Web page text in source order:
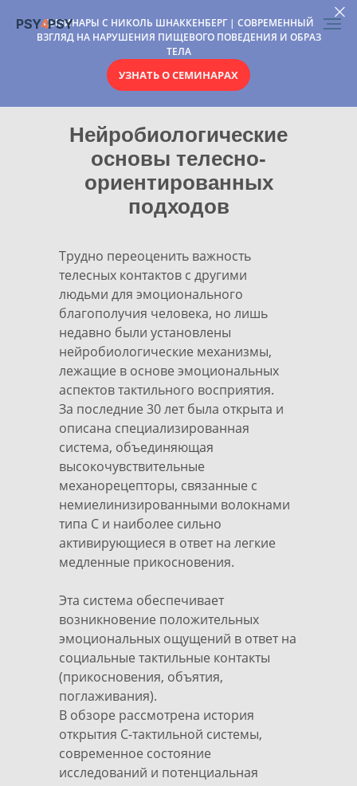
PSY4PSY
СЕМИНАРЫ С НИКОЛЬ ШНАККЕНБЕРГ | СОВРЕМЕННЫЙ
ВЗГЛЯД НА НАРУШЕНИЯ ПИЩЕВОГО ПОВЕДЕНИЯ И ОБРАЗ
ТЕЛА
УЗНАТЬ О СЕМИНАРАХ
Нейробиологические
основы телесно-
ориентированных
подходов
Трудно переоценить важность
телесных контактов с другими
людьми для эмоционального
благополучия человека, но лишь
недавно были установлены
нейробиологические механизмы,
лежащие в основе эмоциональных
аспектов тактильного восприятия.
За последние 30 лет была открыта и
описана специализированная
система, объединяющая
высокочувствительные
механорецепторы, связанные с
немиелинизированными волокнами
типа С и наиболее сильно
активирующиеся в ответ на легкие
медленные прикосновения.
Эта система обеспечивает
возникновение положительных
эмоциональных ощущений в ответ на
социальные тактильные контакты
(прикосновения, объятия,
поглаживания).
В обзоре рассмотрена история
открытия С-тактильной системы,
современное состояние
исследований и потенциальная